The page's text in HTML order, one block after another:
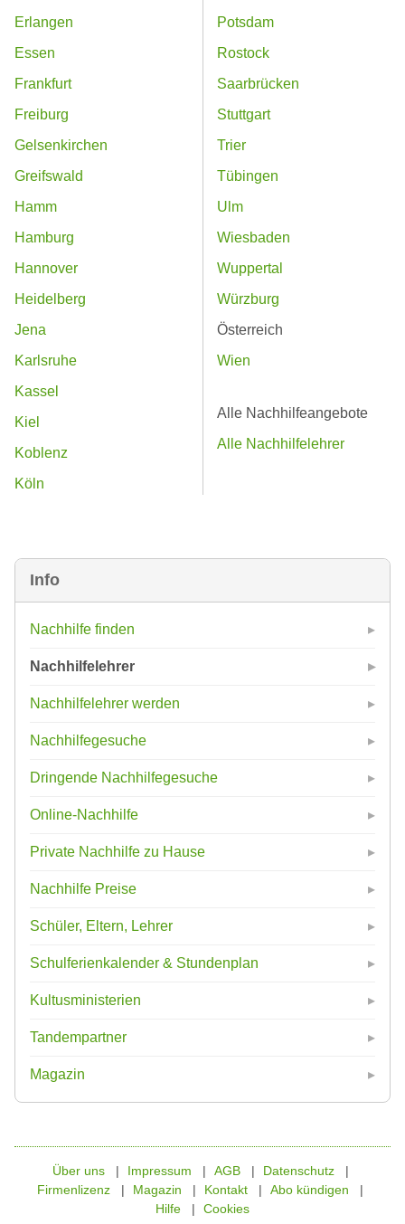
Info
Nachhilfe finden
Nachhilfelehrer
Nachhilfelehrer werden
Nachhilfegesuche
Dringende Nachhilfegesuche
Online-Nachhilfe
Private Nachhilfe zu Hause
Nachhilfe Preise
Schüler, Eltern, Lehrer
Schulferienkalender & Stundenplan
Kultusministerien
Tandempartner
Magazin
Erlangen
Essen
Frankfurt
Freiburg
Gelsenkirchen
Greifswald
Hamm
Hamburg
Hannover
Heidelberg
Jena
Karlsruhe
Kassel
Kiel
Koblenz
Köln
Potsdam
Rostock
Saarbrücken
Stuttgart
Trier
Tübingen
Ulm
Wiesbaden
Wuppertal
Würzburg
Österreich
Wien
Alle Nachhilfeangebote
Alle Nachhilfelehrer
Über uns Impressum AGB
Datenschutz
Firmenlizenz
Magazin Kontakt
Abo kündigen
Hilfe
Cookies